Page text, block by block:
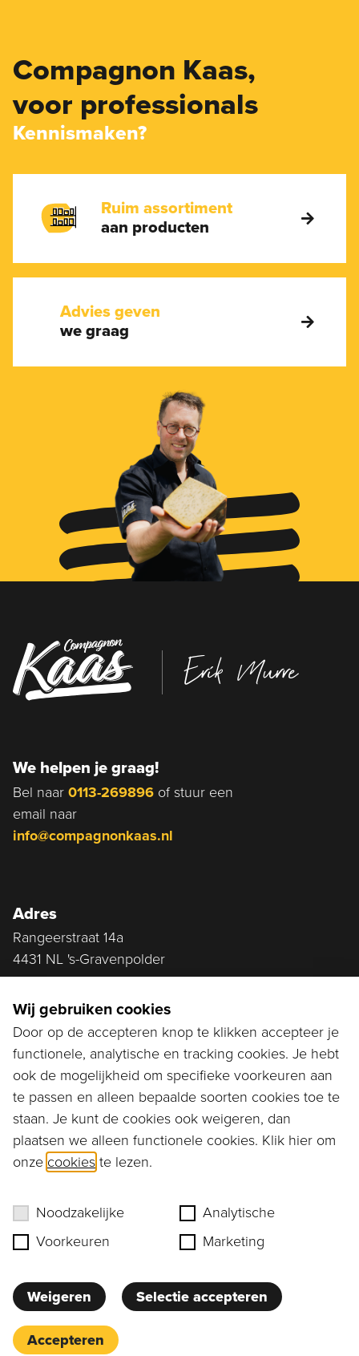
Compagnon Kaas,
voor professionals
Kennismaken?
Ruim assortiment
aan producten
Advies geven
we graag
Erik Murre
We helpen je graag!
Bel naar 0113-269896 of stuur een
email naar
info@compagnonkaas.nl
Adres
Rangeerstraat 14a
4431 NL 's-Gravenpolder
Ga naar...
Bestellen
Diensten
Assortiment
Ons verhaal
Privacy
Cookies
Wij gebruiken cookies
Door op de accepteren knop te klikken accepteer je
functionele, analytische en tracking cookies. Je hebt
ook de mogelijkheid om specifieke voorkeuren aan
te passen en alleen bepaalde soorten cookies toe te
staan. Je kunt de cookies ook weigeren, dan
plaatsen we alleen functionele cookies. Klik hier om
onze cookies te lezen.
Noodzakelijke
Analytische
Voorkeuren
Marketing
Weigeren Selectie accepteren
Accepteren